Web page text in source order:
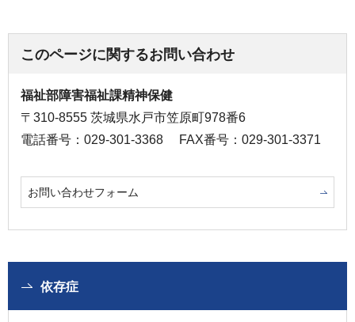
このページに関するお問い合わせ
福祉部障害福祉課精神保健
〒310-8555 茨城県水戸市笠原町978番6
電話番号：029-301-3368
FAX番号：029-301-3371
お問い合わせフォーム
依存症